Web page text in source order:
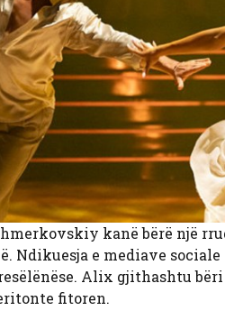
kanë bërë një
Ndikuesja e mediave
Alix gjithashtu
fitoren.